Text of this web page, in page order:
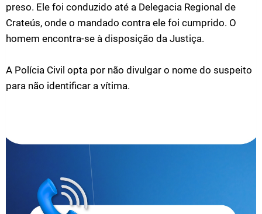
preso. Ele foi conduzido até a Delegacia Regional de
Crateús, onde o mandado contra ele foi cumprido. O
homem encontra-se à disposição da Justiça.
A Polícia Civil opta por não divulgar o nome do suspeito
para não identificar a vítima.